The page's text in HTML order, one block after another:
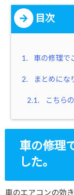
目次
1. 車の修理で
2. まとめにな
2.1. こちら
車の修理
した。
車のエアコンの効